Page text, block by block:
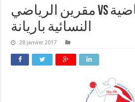
مقرين الرياضي vs الجمعية الرياضية
النسائية باريانة
28 janvier 2017